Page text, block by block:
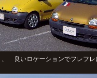
、 良いロケーションでフレフレ